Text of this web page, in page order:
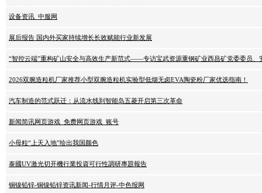
设备资讯_中服网
展后报告 国内外买家持续增长长效赋能行业新发展
“智控云端”重构矿山安全与高效生产新范式——专访宝武资源重钢矿业西昌矿党委委员、
2026双腕造粒机厂家推荐小型双腕造粒机实验型低烟无卤EVA陶瓷粉厂家优选指南！
汽车制造的范式跃迁：从流水线到智能岛五菱开启第三次革命
新闻简讯网页游戏_免费网页游戏_账号
小母粒“上天入地”绘出我国颜色
泰國UV激光切开機行業投資可行性調研專題報告
铜镍铅锌-铜镍铅锌资讯新闻-行情月评-中色报网